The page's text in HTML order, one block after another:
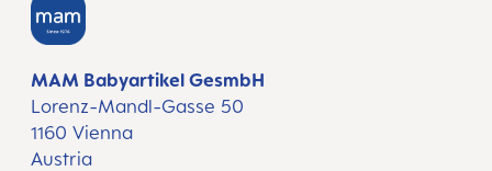
MAM Babyartikel GesmbH
Lorenz-Mandl-Gasse 50
1160 Vienna
Austria